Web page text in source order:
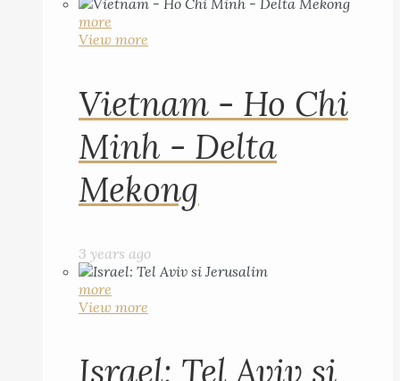
more
View more
Vietnam - Ho Chi
Minh - Delta
Mekong
3 years ago
more
View more
Israel: Tel Aviv si